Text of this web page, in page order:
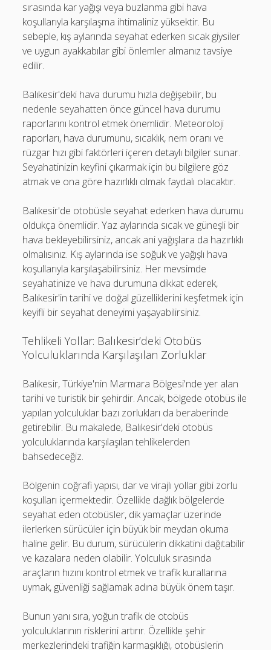
sırasında kar yağışı veya buzlanma gibi hava
koşullarıyla karşılaşma ihtimaliniz yüksektir. Bu
sebeple, kış aylarında seyahat ederken sıcak giysiler
ve uygun ayakkabılar gibi önlemler almanız tavsiye
edilir.
Balıkesir'deki hava durumu hızla değişebilir, bu
nedenle seyahatten önce güncel hava durumu
raporlarını kontrol etmek önemlidir. Meteoroloji
raporları, hava durumunu, sıcaklık, nem oranı ve
rüzgar hızı gibi faktörleri içeren detaylı bilgiler sunar.
Seyahatinizin keyfini çıkarmak için bu bilgilere göz
atmak ve ona göre hazırlıklı olmak faydalı olacaktır.
Balıkesir'de otobüsle seyahat ederken hava durumu
oldukça önemlidir. Yaz aylarında sıcak ve güneşli bir
hava bekleyebilirsiniz, ancak ani yağışlara da hazırlıklı
olmalısınız. Kış aylarında ise soğuk ve yağışlı hava
koşullarıyla karşılaşabilirsiniz. Her mevsimde
seyahatinize ve hava durumuna dikkat ederek,
Balıkesir'in tarihi ve doğal güzelliklerini keşfetmek için
keyifli bir seyahat deneyimi yaşayabilirsiniz.
Tehlikeli Yollar: Balıkesir’deki Otobüs
Yolculuklarında Karşılaşılan Zorluklar
Balıkesir, Türkiye'nin Marmara Bölgesi'nde yer alan
tarihi ve turistik bir şehirdir. Ancak, bölgede otobüs ile
yapılan yolculuklar bazı zorlukları da beraberinde
getirebilir. Bu makalede, Balıkesir'deki otobüs
yolculuklarında karşılaşılan tehlikelerden
bahsedeceğiz.
Bölgenin coğrafi yapısı, dar ve virajlı yollar gibi zorlu
koşulları içermektedir. Özellikle dağlık bölgelerde
seyahat eden otobüsler, dik yamaçlar üzerinde
ilerlerken sürücüler için büyük bir meydan okuma
haline gelir. Bu durum, sürücülerin dikkatini dağıtabilir
ve kazalara neden olabilir. Yolculuk sırasında
araçların hızını kontrol etmek ve trafik kurallarına
uymak, güvenliği sağlamak adına büyük önem taşır.
Bunun yanı sıra, yoğun trafik de otobüs
yolculuklarının risklerini artırır. Özellikle şehir
merkezlerindeki trafiğin karmaşıklığı, otobüslerin